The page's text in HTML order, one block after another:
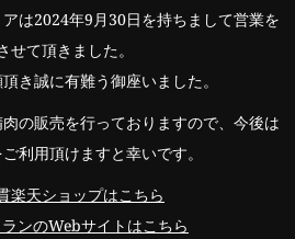
は2024年9月30日を持ちまして営業を
せて頂きました。
き誠に有難う御座いました。
の販売を行っておりますので、今後は
利用頂けますと幸いです。
楽天ショップはこちら
ンのWebサイトはこちら